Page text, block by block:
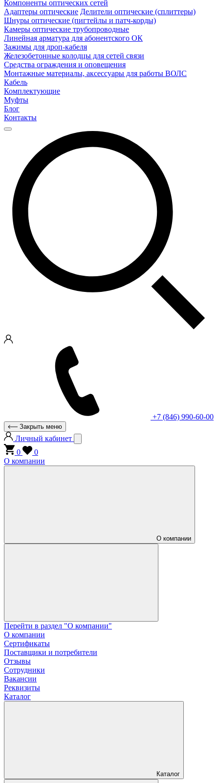
Компоненты оптических сетей
Адаптеры оптические Делители оптические (сплиттеры)
Шнуры оптические (пигтейлы и патч-корды)
Камеры оптические трубопроводные
Линейная арматура для абонентского ОК
Зажимы для дроп-кабеля
Железобетонные колодцы для сетей связи
Средства ограждения и оповещения
Монтажные материалы, аксессуары для работы ВОЛС
Кабель
Комплектующие
Муфты
Блог
Контакты
+7 (846) 990-60-00
Закрыть меню
Личный кабинет
0
0
О компании
О компании
Перейти в раздел "О компании"
О компании
Сертификаты
Поставщики и потребители
Отзывы
Сотрудники
Вакансии
Реквизиты
Каталог
Каталог